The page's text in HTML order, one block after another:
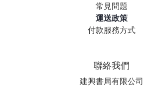
常見問題
運送政策
付款服務方式
聯絡我們
建興書局有限公司